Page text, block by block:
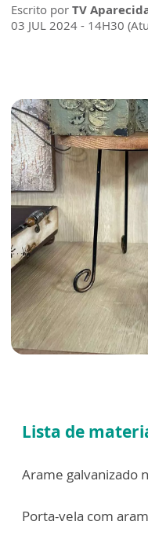
Escrito por TV
03 JUL 2024 - 14H30
Lista de
Arame galvanizado
Porta-vela com